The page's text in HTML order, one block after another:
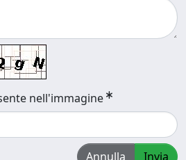
nell'immagine
Annulla Invia